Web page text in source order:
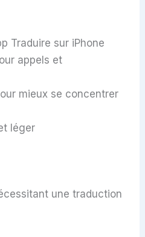
Traduire sur iPhone
appels et
mieux se concentrer
léger
une traduction